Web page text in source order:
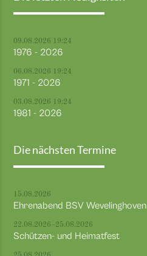
09.08.2026 19:24
1976 - 2026
06.08.2026 19:24
1971 - 2026
03.08.2026 19:24
1981 - 2026
Die nächsten Termine
15.08.2026
Ehrenabend BSV Wevelinghoven
22.08.2026–25.08.2026
Schützen- und Heimatfest